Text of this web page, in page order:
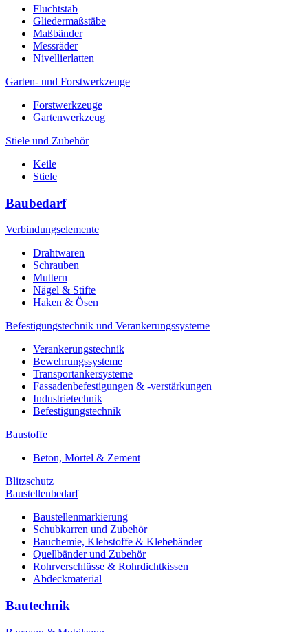
Fluchtstab
Gliedermaßstäbe
Maßbänder
Messräder
Nivellierlatten
Garten- und Forstwerkzeuge
Forstwerkzeuge
Gartenwerkzeug
Stiele und Zubehör
Keile
Stiele
Baubedarf
Verbindungselemente
Drahtwaren
Schrauben
Muttern
Nägel & Stifte
Haken & Ösen
Befestigungstechnik und Verankerungssysteme
Verankerungstechnik
Bewehrungssysteme
Transportankersysteme
Fassadenbefestigungen & -verstärkungen
Industrietechnik
Befestigungstechnik
Baustoffe
Beton, Mörtel & Zement
Blitzschutz
Baustellenbedarf
Baustellenmarkierung
Schubkarren und Zubehör
Bauchemie, Klebstoffe & Klebebänder
Quellbänder und Zubehör
Rohrverschlüsse & Rohrdichtkissen
Abdeckmaterial
Bautechnik